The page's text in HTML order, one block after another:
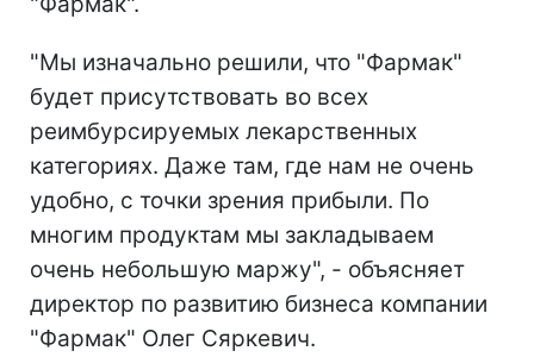
"Мы изначально решили, что "Фармак"
будет присутствовать во всех
реимбурсируемых лекарственных
категориях. Даже там, где нам не очень
удобно, с точки зрения прибыли. По
многим продуктам мы закладываем
очень небольшую маржу", - объясняет
директор по развитию бизнеса компании
"Фармак" Олег Сяркевич.